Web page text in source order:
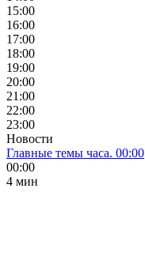
15:00
16:00
17:00
18:00
19:00
20:00
21:00
22:00
23:00
Новости
Главные темы часа. 00:00
00:00
4 мин